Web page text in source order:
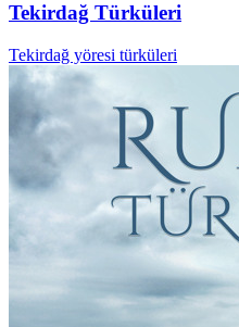
Tekirdağ Türküleri
Tekirdağ yöresi türküleri